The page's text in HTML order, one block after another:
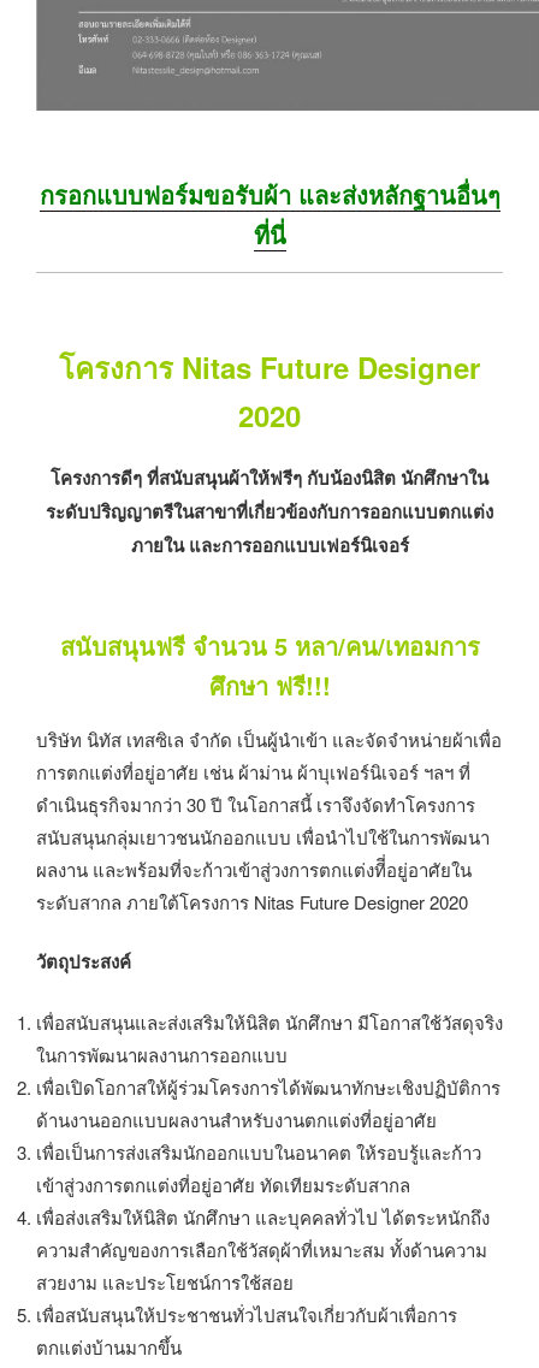
กรอกแบบฟอร์มขอรับผ้า และส่งหลักฐานอื่นๆ
ที่นี่
โครงการ Nitas Future Designer
2020
โครงการดีๆ ที่สนับสนุนผ้าให้ฟรีๆ กับน้องนิสิต นักศึกษาใน
ระดับปริญญาตรีในสาขาที่เกี่ยวข้องกับการออกแบบตกแต่ง
ภายใน และการออกแบบเฟอร์นิเจอร์
สนับสนุนฟรี จำนวน 5 หลา/คน/เทอมการ
ศึกษา ฟรี!!!
บริษัท นิทัส เทสซิเล จำกัด เป็นผู้นำเข้า และจัดจำหน่ายผ้าเพื่อ
การตกแต่งที่อยู่อาศัย เช่น ผ้าม่าน ผ้าบุเฟอร์นิเจอร์ ฯลฯ ที่
ดำเนินธุรกิจมากว่า 30 ปี ในโอกาสนี้ เราจึงจัดทำโครงการ
สนับสนุนกลุ่มเยาวชนนักออกแบบ เพื่อนำไปใช้ในการพัฒนา
ผลงาน และพร้อมที่จะก้าวเข้าสู่วงการตกแต่งทีี่อยู่อาศัยใน
ระดับสากล ภายใต้โครงการ Nitas Future Designer 2020
วัตถุประสงค์
เพื่อสนับสนุนและส่งเสริมให้นิสิต นักศึกษา มีโอกาสใช้วัสดุจริง
ในการพัฒนาผลงานการออกแบบ
เพื่อเปิดโอกาสให้ผู้ร่วมโครงการได้พัฒนาทักษะเชิงปฏิบัติการ
ด้านงานออกแบบผลงานสำหรับงานตกแต่งที่อยู่อาศัย
เพื่อเป็นการส่งเสริมนักออกแบบในอนาคต ให้รอบรู้และก้าว
เข้าสู่วงการตกแต่งที่อยู่อาศัย ทัดเทียมระดับสากล
เพื่อส่งเสริมให้นิสิต นักศึกษา และบุคคลทั่วไป ได้ตระหนักถึง
ความสำคัญของการเลือกใช้วัสดุผ้าที่เหมาะสม ทั้งด้านความ
สวยงาม และประโยชน์การใช้สอย
เพื่อสนับสนุนให้ประชาชนทั่วไปสนใจเกี่ยวกับผ้าเพื่อการ
ตกแต่งบ้านมากขึ้น